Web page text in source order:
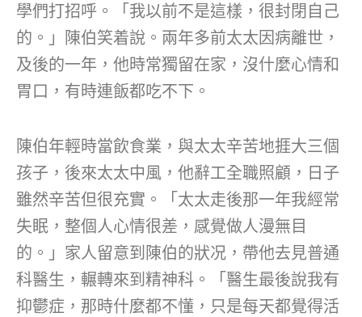
學們打招呼。「我以前不是這樣，很封閉自己
的。」陳伯笑着說。兩年多前太太因病離世，
及後的一年，他時常獨留在家，沒什麼心情和
胃口，有時連飯都吃不下。
陳伯年輕時當飲食業，與太太辛苦地捱大三個
孩子，後來太太中風，他辭工全職照顧，日子
雖然辛苦但很充實。「太太走後那一年我經常
失眠，整個人心情很差，感覺做人漫無目
的。」家人留意到陳伯的狀况，帶他去見普通
科醫生，輾轉來到精神科。「醫生最後說我有
抑鬱症，那時什麼都不懂，只是每天都覺得活